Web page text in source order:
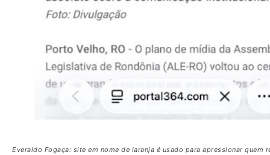
Everaldo Fogaça: site em nome de laranja é usado para apressionar quem